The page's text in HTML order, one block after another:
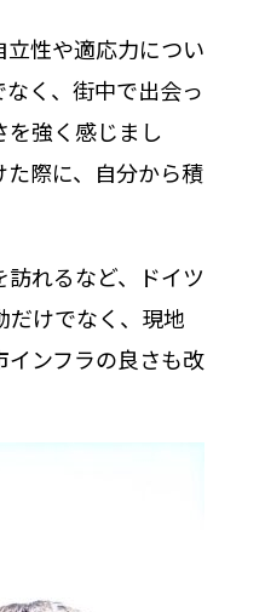
性や適応力につい
く、街中で出会っ
強く感じまし
際に、自分から積
れるなど、ドイツ
だけでなく、現地
ンフラの良さも改